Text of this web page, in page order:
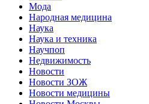
Мода
Народная медицина
Наука
Наука и техника
Научпоп
Недвижимость
Новости
Новости ЗОЖ
Новости медицины